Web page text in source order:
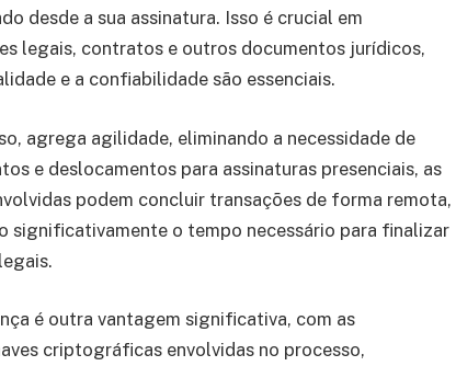
desde a sua assinatura. Isso é crucial em
legais, contratos e outros documentos jurídicos,
e a confiabilidade são essenciais.
agrega agilidade, eliminando a necessidade de
e deslocamentos para assinaturas presenciais, as
podem concluir transações de forma remota,
significativamente o tempo necessário para finalizar
é outra vantagem significativa, com as
criptográficas envolvidas no processo,